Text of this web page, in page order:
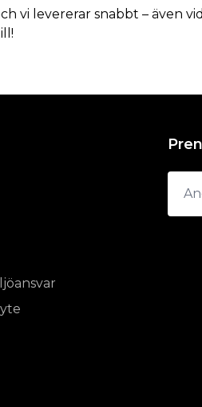
vi levererar snabbt – även